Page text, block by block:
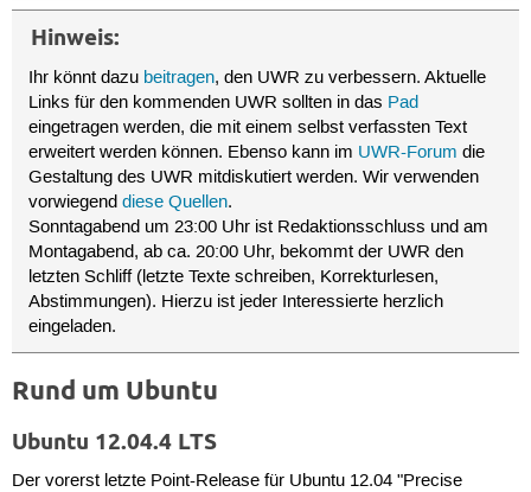
Hinweis:
Ihr könnt dazu beitragen, den UWR zu verbessern. Aktuelle
Links für den kommenden UWR sollten in das Pad
eingetragen werden, die mit einem selbst verfassten Text
erweitert werden können. Ebenso kann im UWR-Forum die
Gestaltung des UWR mitdiskutiert werden. Wir verwenden
vorwiegenddiese Quellen.
Sonntagabend um 23:00 Uhr ist Redaktionsschluss und am
Montagabend, ab ca. 20:00 Uhr, bekommt der UWR den
letzten Schliff (letzte Texte schreiben, Korrekturlesen,
Abstimmungen). Hierzu ist jeder Interessierte herzlich
eingeladen.
Rund um Ubuntu
Ubuntu 12.04.4 LTS
Der vorerst letzte Point-Release für Ubuntu 12.04 "Precise